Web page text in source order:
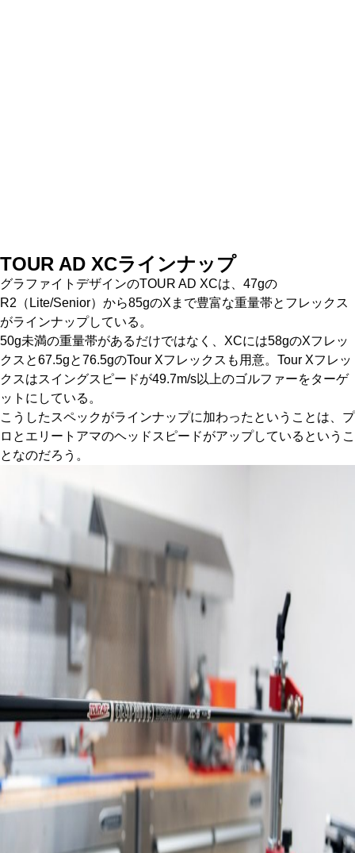
TOUR AD XCラインナップ
グラファイトデザインのTOUR AD XCは、47gの
R2（Lite/Senior）から85gのXまで豊富な重量帯とフレックス
がラインナップしている。
50g未満の重量帯があるだけではなく、XCには58gのXフレッ
クスと67.5gと76.5gのTour Xフレックスも用意。Tour Xフレッ
クスはスイングスピードが49.7m/s以上のゴルファーをターゲ
ットにしている。
こうしたスペックがラインナップに加わったということは、プ
ロとエリートアマのヘッドスピードがアップしているというこ
となのだろう。